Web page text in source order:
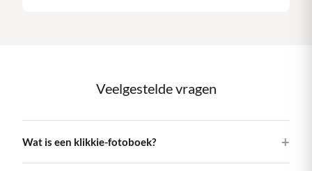
Veelgestelde vragen
Wat is een klikkie-fotoboek?